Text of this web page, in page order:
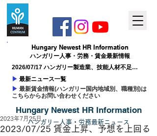
Hungary ​Newest HR Information
2026/07/17 ハンガリー製造業、技能人材不足が
成長の制約に
ハンガリー人事​・労務・賃金最新情報
▶ 最新ニュース一覧
▶ 最新賃金情報(ハンガリー国内地域別、職種別)は
こちらからお問い合わせください
2023/07/25 賃金上昇、予想を上回る
2023年7月25日
Hungary ​Newest HR Information
ハンガリー人事 ​・ 労務最新ニュー ス